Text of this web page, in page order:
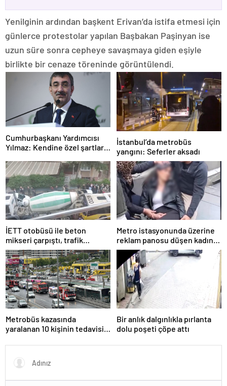
Yenilginin ardından başkent Erivan’da istifa etmesi için
günlerce protestolar yapılan Başbakan Paşinyan ise
uzun süre sonra cepheye savaşmaya giden eşiyle
birlikte bir cenaze töreninde görüntülendi.
Cumhurbaşkanı Yardımcısı
Yılmaz: Kendine özel şartları
İstanbul’da metrobüs
yangını: Seferler aksadı
İETT otobüsü ile beton
mikseri çarpıştı, trafik
yoğunluğu oluştu
Metro istasyonunda üzerine
reklam panosu düşen kadın
yaralandı
Metrobüs kazasında
yaralanan 10 kişinin tedavisi
Bir anlık dalgınlıkla pırlanta
dolu poşeti çöpe attı